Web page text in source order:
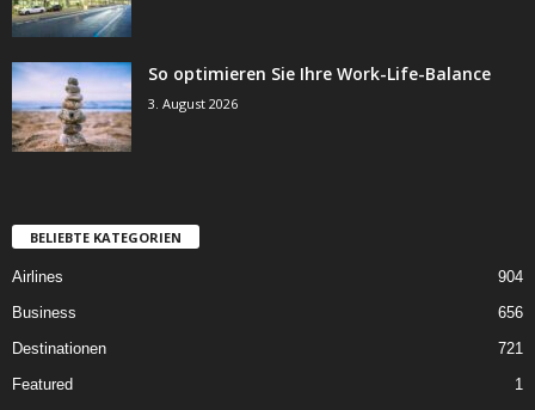
So optimieren Sie Ihre Work-Life-Balance
3. August 2026
BELIEBTE KATEGORIEN
Airlines
904
Business
656
Destinationen
721
Featured
1